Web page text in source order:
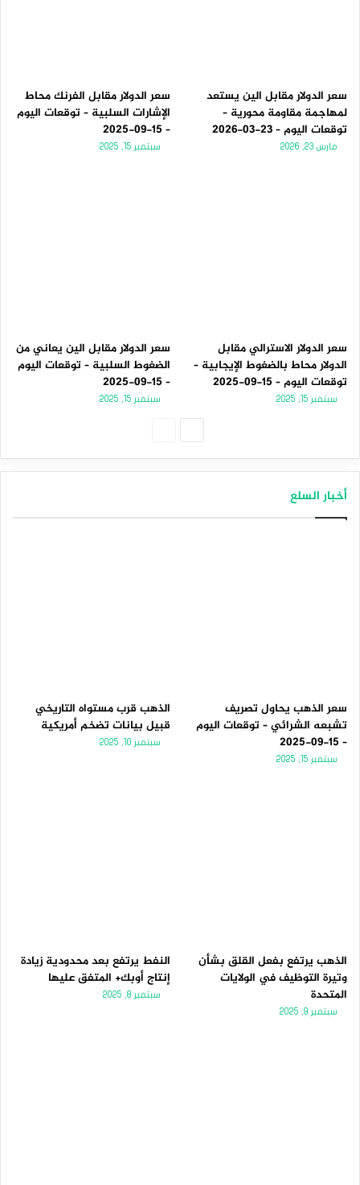
سعر الدولار مقابل الين يستعد
لمهاجمة مقاومة محورية –
توقعات اليوم – 23-03-2026
مارس 23, 2026
سعر الدولار مقابل الفرنك محاط
الإشارات السلبية – توقعات اليوم
– 15-09-2025
سبتمبر 15, 2025
سعر الدولار الاسترالي مقابل
الدولار محاط بالضغوط الإيجابية –
توقعات اليوم – 15-09-2025
سبتمبر 15, 2025
سعر الدولار مقابل الين يعاني من
الضغوط السلبية – توقعات اليوم
– 15-09-2025
سبتمبر 15, 2025
أخبار السلع
سعر الذهب يحاول تصريف
تشبعه الشرائي – توقعات اليوم
– 15-09-2025
سبتمبر 15, 2025
الذهب قرب مستواه التاريخي
قبيل بيانات تضخم أمريكية
سبتمبر 10, 2025
الذهب يرتفع بفعل القلق بشأن
وتيرة التوظيف في الولايات
المتحدة
سبتمبر 9, 2025
النفط يرتفع بعد محدودية زيادة
إنتاج أوبك+ المتفق عليها
سبتمبر 8, 2025